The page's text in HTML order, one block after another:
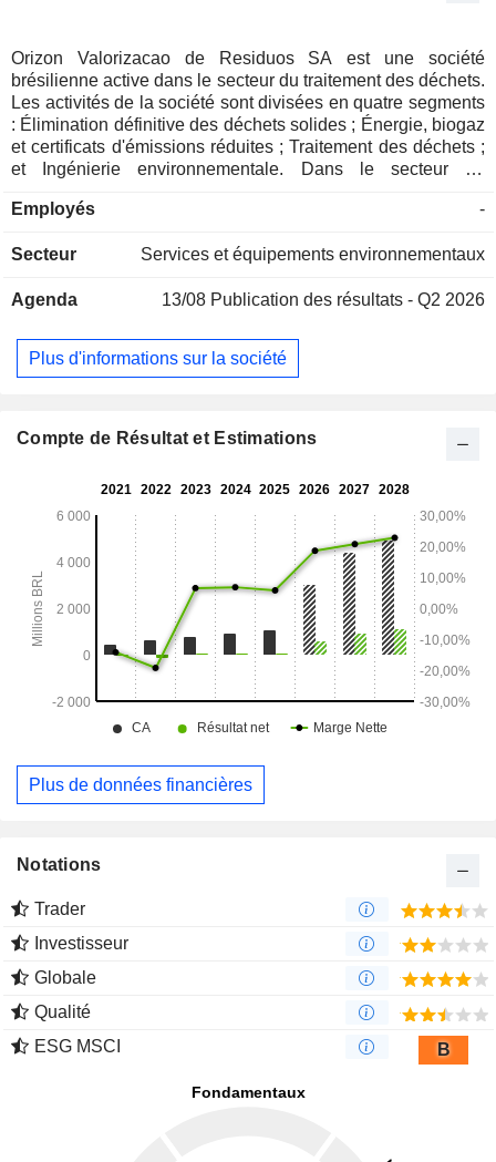
Orizon Valorizacao de Residuos SA est une société
brésilienne active dans le secteur du traitement des déchets.
Les activités de la société sont divisées en quatre segments
: Élimination définitive des déchets solides ; Énergie, biogaz
et certificats d'émissions réduites ; Traitement des déchets ;
et Ingénierie environnementale. Dans le secteur de
installations de traitement et d'élimination des déchets. Le
réduites se concentre sur le développement d'installations
des gaz issus de la décomposition des déchets et est
sur le marché libre. Le segment Traitement des déchets
développe des installations pour le traitement des matériaux
production d'électricité. Le secteur de l'ingénierie
Employés -
Secteur Services et équipements environnementaux
Agenda 13/08 Publication des résultats - Q2 2026
Plus d'informations sur la société
Compte de Résultat et Estimations
Plus de données financières
Notations
Trader
Investisseur
Globale
Qualité
ESG MSCI
B